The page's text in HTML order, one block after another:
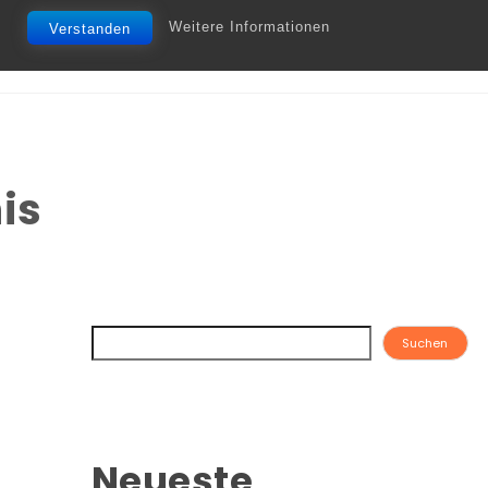
Verstanden Weitere Informationen
Suchen